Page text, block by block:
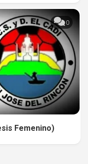
0
Femenino)